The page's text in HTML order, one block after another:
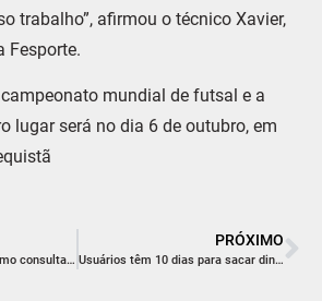
trabalho”, afirmou o técnico Xavier,
Fesporte.
mundial de futsal e a
lugar será no dia 6 de outubro, em
Eleições 2024: saiba como consultar local de votação na internet
PRÓXIMO
Usuários têm 10 dias para sacar dinheiro de sites de apostas banidos no país